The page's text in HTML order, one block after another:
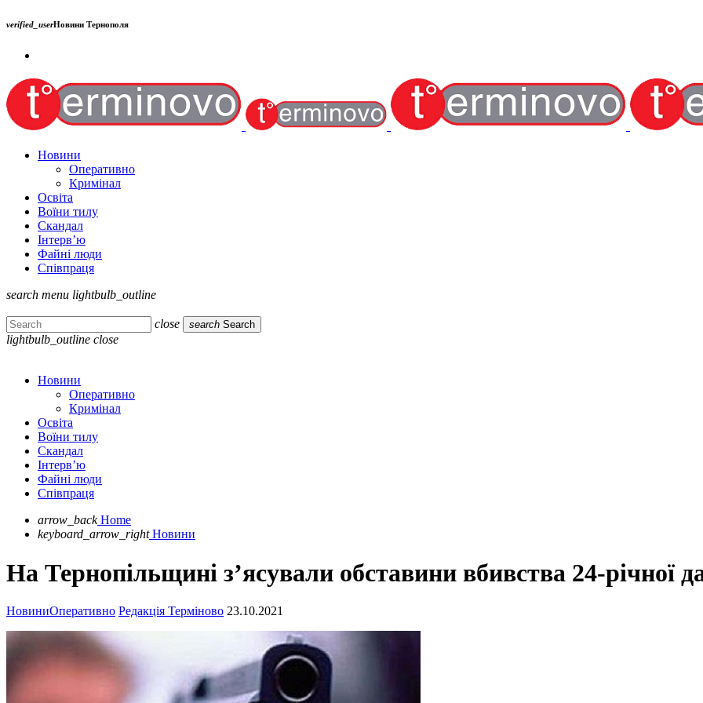
verified_userНовини Тернополя
Новини
Оперативно
Кримінал
Освіта
Воїни тилу
Скандал
Інтерв’ю
Файні люди
Співпраця
search menu lightbulb_outline
close search Search
lightbulb_outline close
Новини
Оперативно
Кримінал
Освіта
Воїни тилу
Скандал
Інтерв’ю
Файні люди
Співпраця
arrow_back Home
keyboard_arrow_right Новини
На Тернопільщині з’ясували обставини вбивства 24-річної
НовиниОперативно Редакція Терміново 23.10.2021